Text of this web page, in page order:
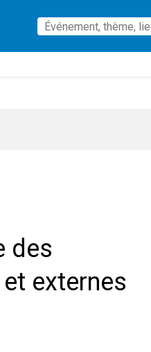
des
externes